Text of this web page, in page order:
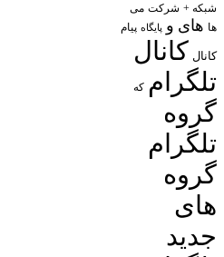
شبکه + شرکت می
ها های و پایگاه پیام
کانال کانال
تلگرام که
گروه
تلگرام
گروه
های
جدید